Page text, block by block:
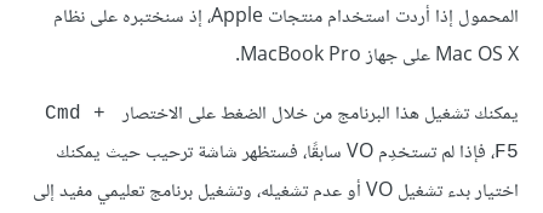
المحمول إذا أردت استخدام منتجات Apple، إذ سنختبره على نظام
Mac OS X على جهاز MacBook Pro.
يمكنك تشغيل هذا البرنامج من خلال الضغط على الاختصار
Cmd +
F5
، فإذا لم تستخدِم VO سابقًا، فستظهر شاشة ترحيب حيث يمكنك
اختيار بدء تشغيل VO أو عدم تشغيله، وتشغيل برنامج تعليمي مفيد إلى